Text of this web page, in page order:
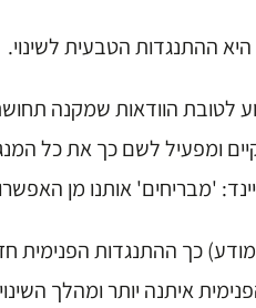
ההתנגדות הטבעית לשינוי.
לטובת הוודאות שמקנה
ומפעיל לשם כך את כל
'מבריחים' אותנו מן
כך ההתנגדות הפנימית
איתנה יותר ומהלך השינוי